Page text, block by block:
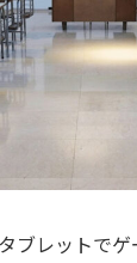
ブレットで